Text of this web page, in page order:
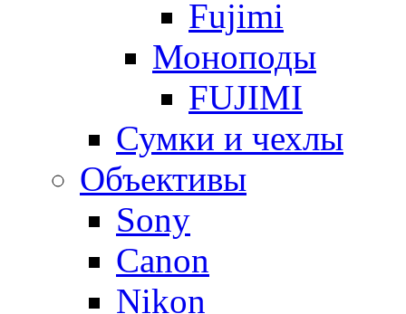
Fujimi
Моноподы
FUJIMI
Сумки и чехлы
Объективы
Sony
Canon
Nikon